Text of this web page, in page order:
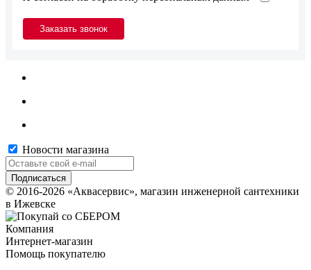
Новости магазина
© 2016-2026 «Аквасервис», магазин инженерной сантехники
в Ижевске
Компания
Интернет-магазин
Помощь покупателю